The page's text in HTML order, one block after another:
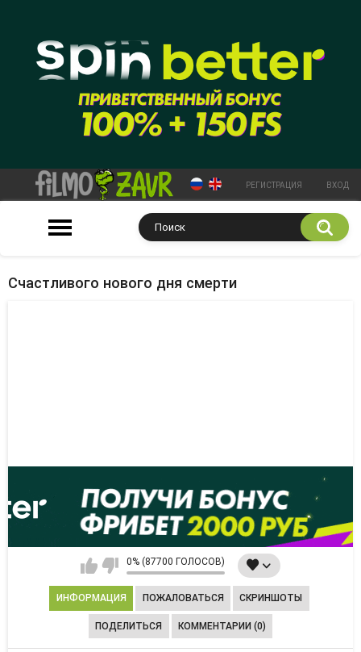
РЕГИСТРАЦИЯ ВХОД
Счастливого нового дня смерти
0% (87700 ГОЛОСОВ)
ИНФОРМАЦИЯ ПОЖАЛОВАТЬСЯ СКРИНШОТЫ
ПОДЕЛИТЬСЯ КОММЕНТАРИИ (0)